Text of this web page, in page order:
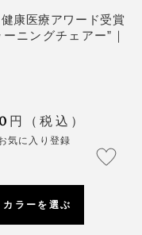
感。
切るのに対し、欧米
同じ用途でも道具の
をかけてたどり着
日本人の骨格にあっ
座り」をイスで実現
き上げられて、腰・
。
てしまえばカラダで
を対象に、約２週間調査。
出し、集中度を測定。
座ると仕事に集中せ
りにくい実感があり
が、続々と『アーユ
アー』に座るとその
な負荷がかからな
なのだと腑に落ちま
康医療アワード受賞
ニングチェアー”｜
円（税込）
気に入り登録
カラーを選ぶ